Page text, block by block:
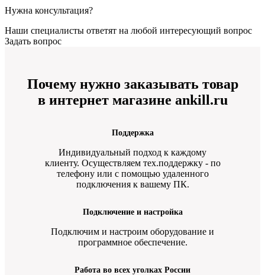
Нужна консультация?
Наши специалисты ответят на любой интересующий вопрос
Задать вопрос
Почему нужно заказывать товар
в интернет магазине ankill.ru
Поддержка
Индивидуальный подход к каждому
клиенту. Осуществляем тех.поддержку - по
телефону или с помощью удаленного
подключения к вашему ПК.
Подключение и настройка
Подключим и настроим оборудование и
программное обеспечение.
Работа во всех уголках России